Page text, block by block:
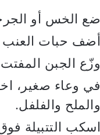
ضع الخس أو
أضف حبات العنب
وزّع الجبن
في وعاء صغير،
والملح والفلفل.
اسكب التتبيلة